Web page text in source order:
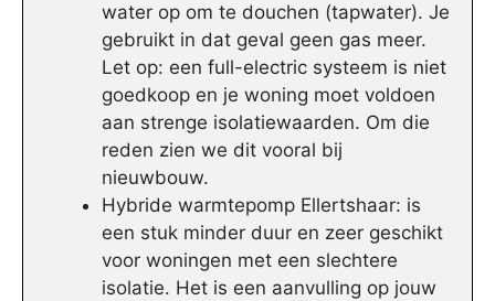
water op om te douchen (tapwater). Je
gebruikt in dat geval geen gas meer.
Let op: een full-electric systeem is niet
goedkoop en je woning moet voldoen
aan strenge isolatiewaarden. Om die
reden zien we dit vooral bij
nieuwbouw.
Hybride warmtepomp Ellertshaar: is
een stuk minder duur en zeer geschikt
voor woningen met een slechtere
isolatie. Het is een aanvulling op jouw